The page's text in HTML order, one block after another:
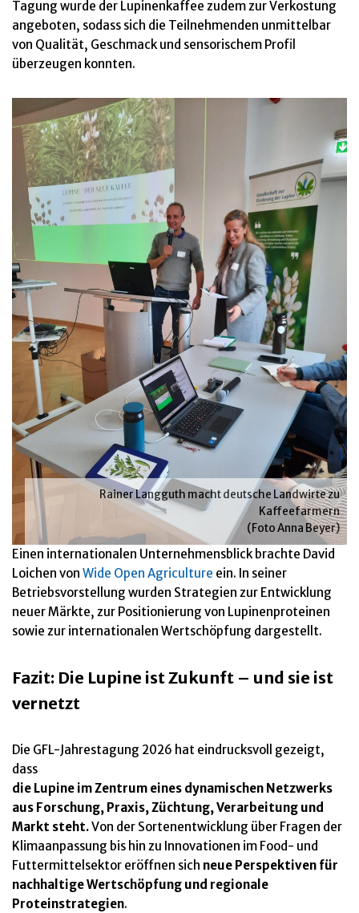
Tagung wurde der Lupinenkaffee zudem zur Verkostung
angeboten, sodass sich die Teilnehmenden unmittelbar
von Qualität, Geschmack und sensorischem Profil
überzeugen konnten.
Rainer Langguth macht deutsche Landwirte zu
Kaffeefarmern
(Foto Anna Beyer)
Einen internationalen Unternehmensblick brachte David
Loichen von Wide Open Agriculture ein. In seiner
Betriebsvorstellung wurden Strategien zur Entwicklung
neuer Märkte, zur Positionierung von Lupinenproteinen
sowie zur internationalen Wertschöpfung dargestellt.
Fazit: Die Lupine ist Zukunft – und sie ist
vernetzt
Die GFL-Jahrestagung 2026 hat eindrucksvoll gezeigt,
dass
die Lupine im Zentrum eines dynamischen Netzwerks
aus Forschung, Praxis, Züchtung, Verarbeitung und
Markt steht.Von der Sortenentwicklung über Fragen der
Klimaanpassung bis hin zu Innovationen im Food- und
Futtermittelsektor eröffnen sich neue Perspektiven für
nachhaltige Wertschöpfung und regionale
Proteinstrategien.